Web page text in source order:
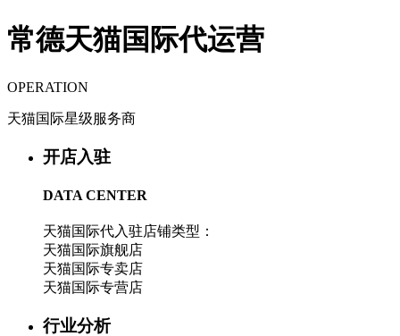
常德天猫国际代运营
OPERATION
天猫国际星级服务商
开店入驻
DATA CENTER
天猫国际代入驻店铺类型：
天猫国际旗舰店
天猫国际专卖店
天猫国际专营店
行业分析